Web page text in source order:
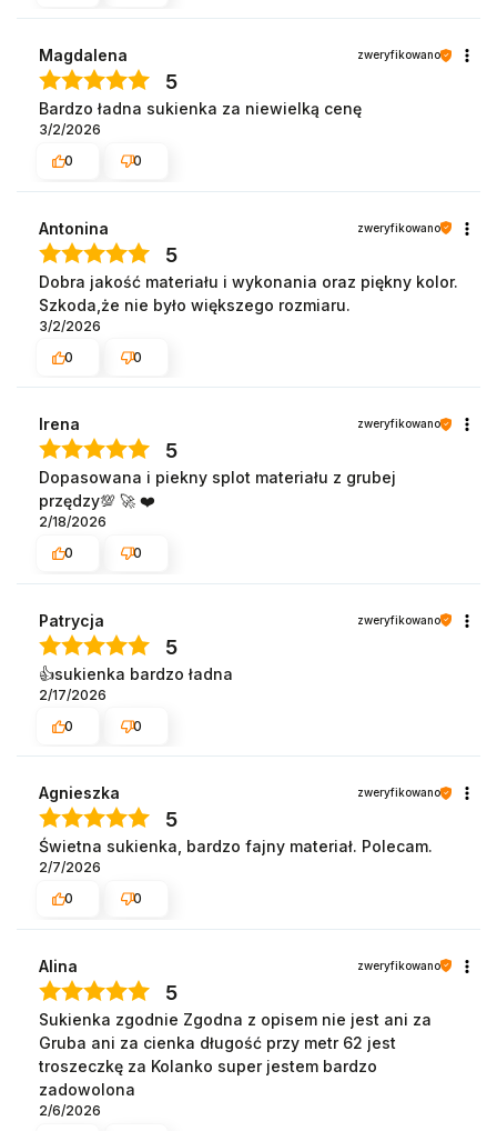
Magdalena zweryfikowano
5
Bardzo ładna sukienka za niewielką cenę
3/2/2026
0
0
Antonina zweryfikowano
5
Dobra jakość materiału i wykonania oraz piękny kolor.
Szkoda,że nie było większego rozmiaru.
3/2/2026
0
0
Irena zweryfikowano
5
Dopasowana i piekny splot materiału z grubej
przędzy💯 🚀 ❤️
2/18/2026
0
0
Patrycja zweryfikowano
5
👍️sukienka bardzo ładna
2/17/2026
0
0
Agnieszka zweryfikowano
5
Świetna sukienka, bardzo fajny materiał. Polecam.
2/7/2026
0
0
Alina zweryfikowano
5
Sukienka zgodnie Zgodna z opisem nie jest ani za
Gruba ani za cienka długość przy metr 62 jest
troszeczkę za Kolanko super jestem bardzo
zadowolona
2/6/2026